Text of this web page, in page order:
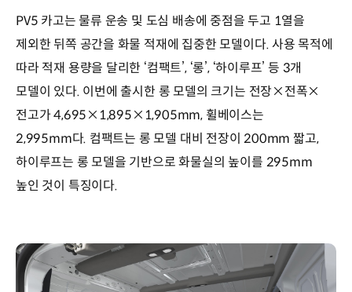
PV5 카고는 물류 운송 및 도심 배송에 중점을 두고 1열을
제외한 뒤쪽 공간을 화물 적재에 집중한 모델이다. 사용 목적에
따라 적재 용량을 달리한 ‘컴팩트’, ‘롱’, ‘하이루프’ 등 3개
모델이 있다. 이번에 출시한 롱 모델의 크기는 전장×전폭×
전고가 4,695×1,895×1,905mm, 휠베이스는
2,995mm다. 컴팩트는 롱 모델 대비 전장이 200mm 짧고,
하이루프는 롱 모델을 기반으로 화물실의 높이를 295mm
높인 것이 특징이다.